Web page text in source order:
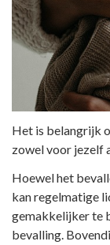
Het is belangrijk
zowel voor jezelf
Hoewel het
kan regelmatige
gemakkelijker te
bevalling.